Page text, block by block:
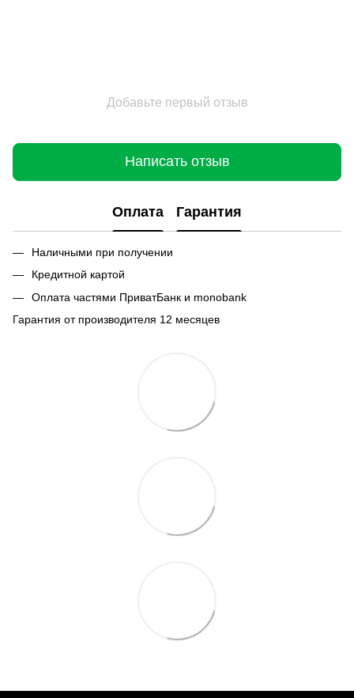
Добавьте первый отзыв
Написать отзыв
Оплата Гарантия
Наличными при получении
Кредитной картой
Оплата частями ПриватБанк и monobank
Гарантия от производителя 12 месяцев